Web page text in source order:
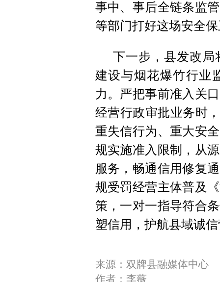
事中、事后全链条监
等部门打好这场安全
下一步，县发改局
建设与烟花爆竹行业
力。严把事前准入关
经营行政审批业务时
重失信行为、重大安
规实施准入限制，从
服务，畅通信用修复
规受罚经营主体普及
策，一对一指导符合
塑信用，护航县域诚
来源：双牌县融媒体中心
作者：李薇